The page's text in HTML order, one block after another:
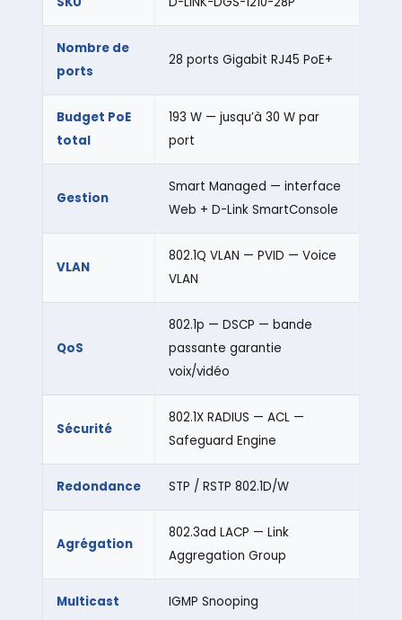
Nombre de
ports
28 ports Gigabit RJ45 PoE+
Budget PoE
total
193 W — jusqu’à 30 W par
port
Gestion
Smart Managed — interface
Web + D-Link SmartConsole
VLAN
802.1Q VLAN — PVID — Voice
VLAN
QoS
802.1p — DSCP — bande
passante garantie
voix/vidéo
Sécurité
802.1X RADIUS — ACL —
Safeguard Engine
Redondance STP / RSTP 802.1D/W
Agrégation
802.3ad LACP — Link
Aggregation Group
Multicast IGMP Snooping